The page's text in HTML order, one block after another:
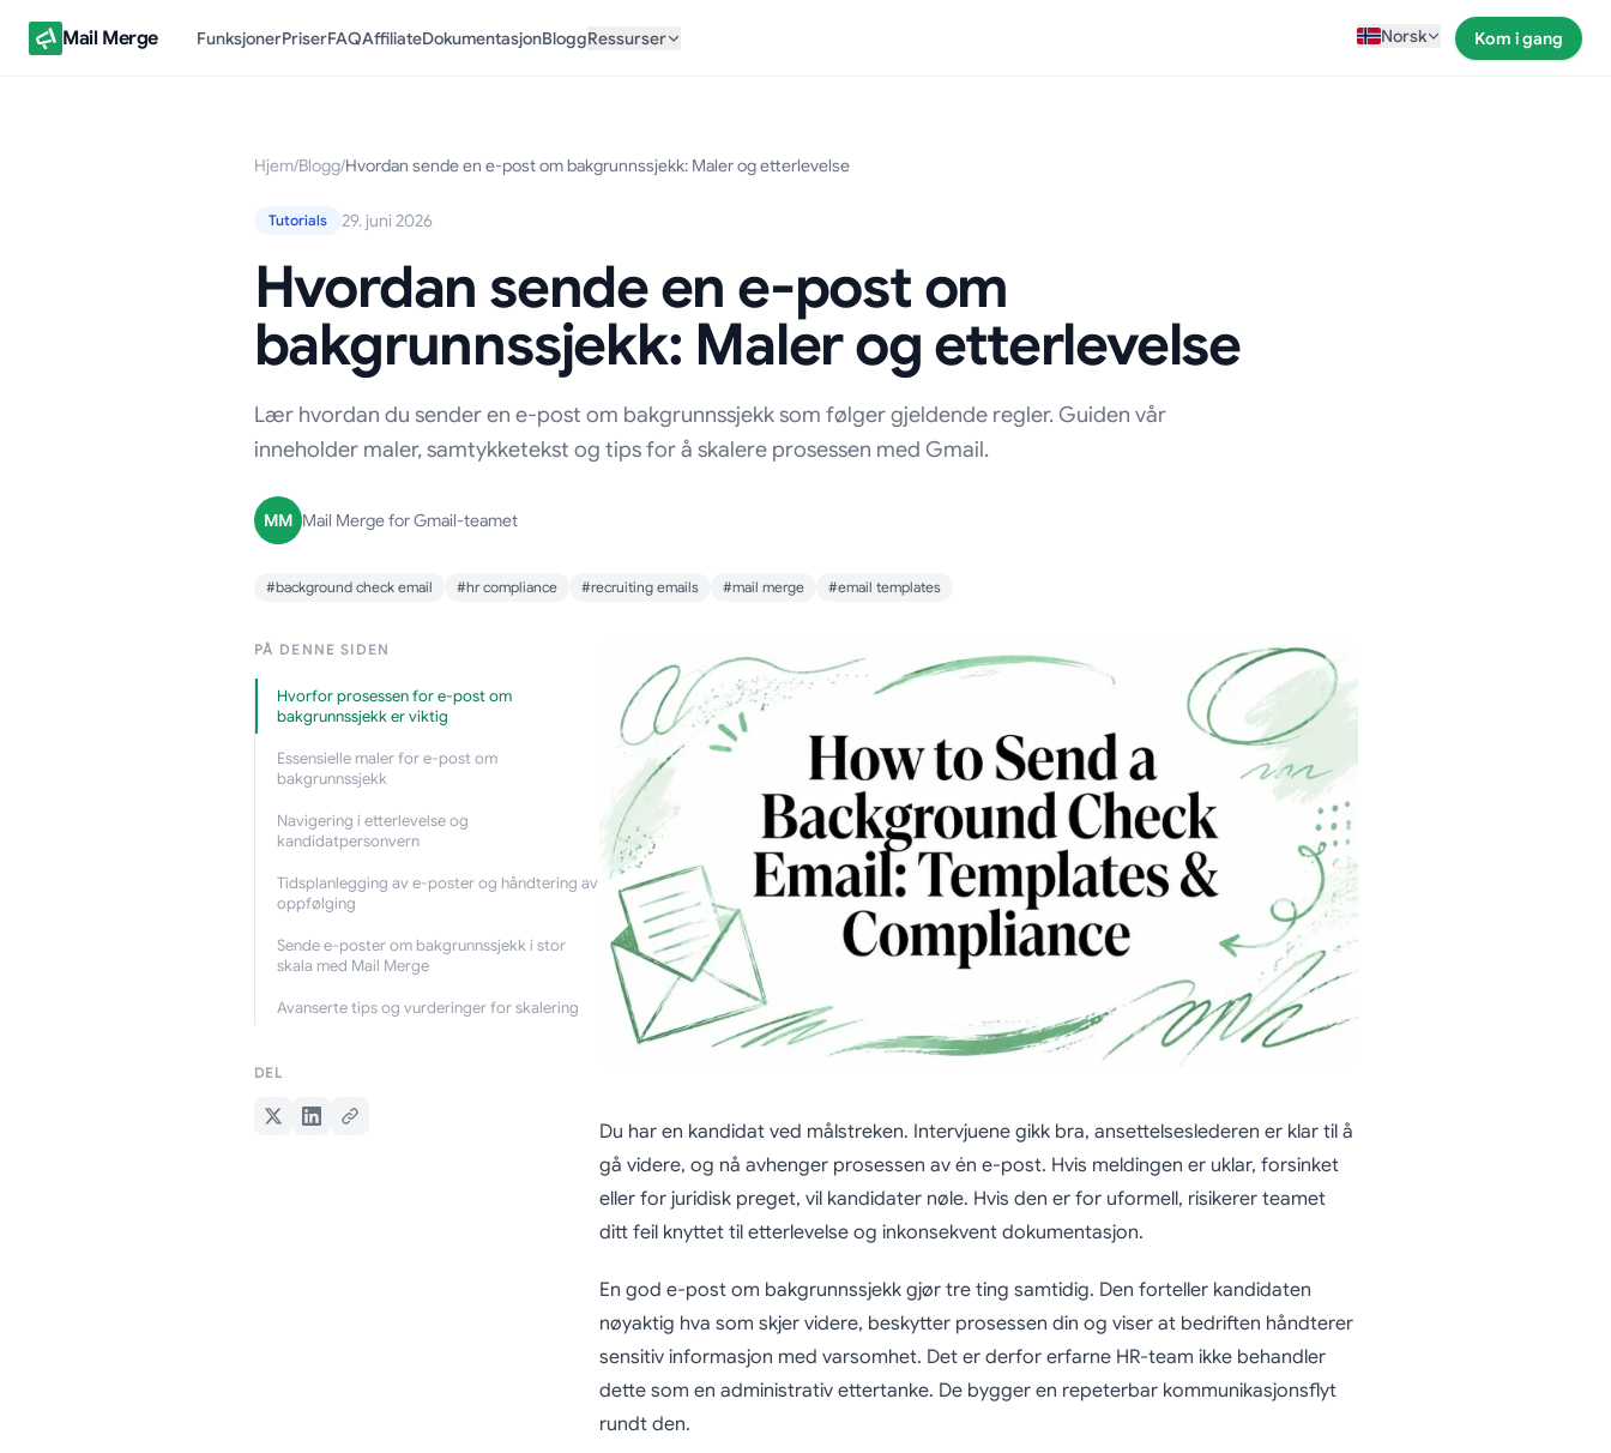
Mail Merge FunksjonerPriserFAQAffiliateDokumentasjonBloggRessurser Norsk Kom i gang
Hjem/Blogg/Hvordan sende en e-post om bakgrunnssjekk: Maler og etterlevelse
Tutorials 29. juni 2026
Hvordan sende en e-post om
bakgrunnssjekk: Maler og etterlevelse
Lær hvordan du sender en e-post om bakgrunnssjekk som følger gjeldende regler. Guiden vår
inneholder maler, samtykketekst og tips for å skalere prosessen med Gmail.
MM Mail Merge for Gmail-teamet
#background check email #hr compliance #recruiting emails #mail merge #email templates
PÅ DENNE SIDEN
Hvorfor prosessen for e-post om
bakgrunnssjekk er viktig
Essensielle maler for e-post om
bakgrunnssjekk
Navigering i etterlevelse og
kandidatpersonvern
Tidsplanlegging av e-poster og håndtering av
oppfølging
Sende e-poster om bakgrunnssjekk i stor
skala med Mail Merge
Avanserte tips og vurderinger for skalering
DEL
Du har en kandidat ved målstreken. Intervjuene gikk bra, ansettelseslederen er klar til å
gå videre, og nå avhenger prosessen av én e-post. Hvis meldingen er uklar, forsinket
eller for juridisk preget, vil kandidater nøle. Hvis den er for uformell, risikerer teamet
ditt feil knyttet til etterlevelse og inkonsekvent dokumentasjon.
En god e-post om bakgrunnssjekk gjør tre ting samtidig. Den forteller kandidaten
nøyaktig hva som skjer videre, beskytter prosessen din og viser at bedriften håndterer
sensitiv informasjon med varsomhet. Det er derfor erfarne HR-team ikke behandler
dette som en administrativ ettertanke. De bygger en repeterbar kommunikasjonsflyt
rundt den.